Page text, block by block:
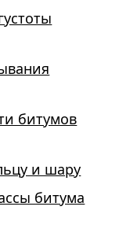
битумов
и шару
битума